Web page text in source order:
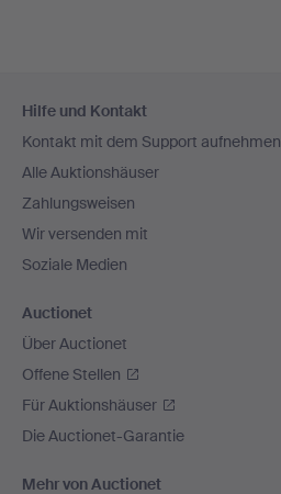
Navigation
Hilfe und Kontakt
Kontakt mit dem Support aufnehmen
Alle Auktionshäuser
Zahlungsweisen
Wir versenden mit
Soziale Medien
Auctionet
Über Auctionet
Offene Stellen
Für Auktionshäuser
Die Auctionet-Garantie
Mehr von Auctionet